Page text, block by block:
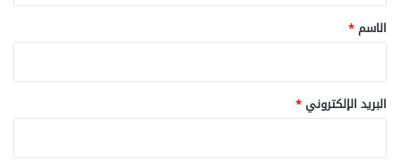
*
الاسم*
البريد الإلكتروني*